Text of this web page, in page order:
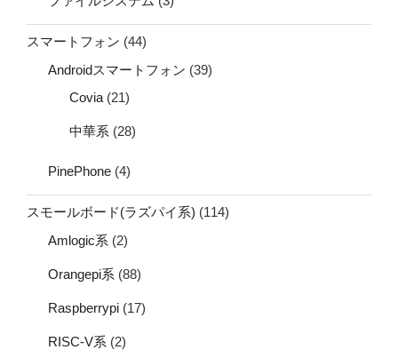
スマートフォン (44)
Androidスマートフォン (39)
Covia (21)
中華系 (28)
PinePhone (4)
スモールボード(ラズパイ系) (114)
Amlogic系 (2)
Orangepi系 (88)
Raspberrypi (17)
RISC-V系 (2)